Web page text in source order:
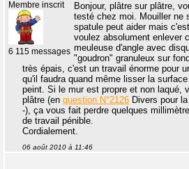
Membre inscrit
6 115 messages
Bonjour, plâtre sur plâtre,
testé chez moi. Mouiller ne
spatule peut aider mais
voulez absolument enlever
meuleuse d'angle avec
"goudron" granuleux sur
très épais, c'est un travail énorme pour
qu'il faudra quand même lisser la
peint. Si le mur est propre et non laqué,
plâtre (en question N°2126 Divers pour
-), ça vous fait perdre quelques
de travail pénible.
Cordialement.
06 août 2010 à 11:46